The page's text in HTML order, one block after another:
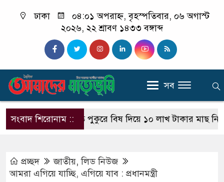
ঢাকা
০৪:০১ অপরাহ্ন, বৃহস্পতিবার, ০৬ অগাস্ট
২০২৬, ২২ শ্রাবণ ১৪৩৩ বঙ্গাব্দ
সব
সংবাদ শিরোনাম ::
রাজশাহীতে পুকুরে বিষ দিয়ে ১০ লাখ টাকার মাছ নিধন
প্রচ্ছদ জাতীয়,লিড নিউজ
আমরা এগিয়ে যাচ্ছি, এগিয়ে যাব : প্রধানমন্ত্রী